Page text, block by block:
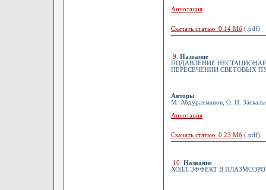
Аннотация
Скачать статью 0.14 Мб (.pdf)
9
Название
ПОДАВЛЕНИЕ
ПЕРЕСЕЧЕНИИ СВЕТОВЫХ
Авторы
М. Абдурахманов, О. П.
Аннотация
Скачать статью 0.23 Мб (.pdf)
10
Название
ХОЛЛ-ЭФФЕКТ В